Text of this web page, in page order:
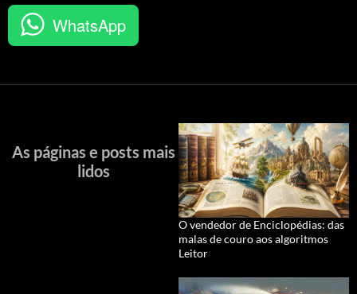
WhatsApp
As páginas e posts mais
lidos
O vendedor de Enciclopédias: das
malas de couro aos algoritmos
Leitor